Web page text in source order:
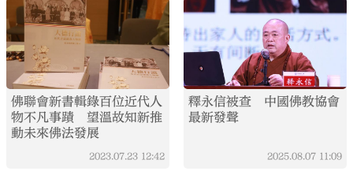
佛聯會新書輯錄百位近代人
物不凡事蹟 望溫故知新推
動未來佛法發展
2023.07.23 12:42
釋永信被查 中國佛教協會
最新發聲
2025.08.07 11:09